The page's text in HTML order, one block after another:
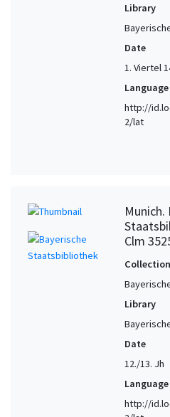
Library
Date
1. Viertel
Language
http://
2/lat
Munich.
Clm
Collection
Library
Date
12./13. Jh
Language
http://